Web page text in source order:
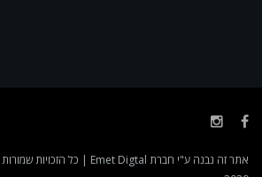
אתר זה נבנה ע"י חברת Emet Digtal